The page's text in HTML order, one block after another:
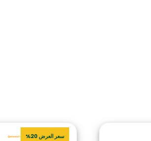
سعر العرض 20%